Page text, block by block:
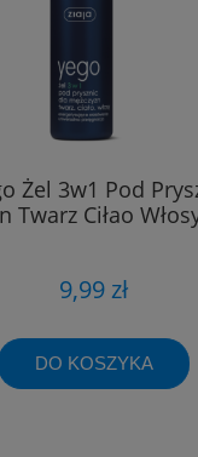
Żel 3w1 Pod
Twarz Ciłao
9,99 zł
DO KOSZYKA